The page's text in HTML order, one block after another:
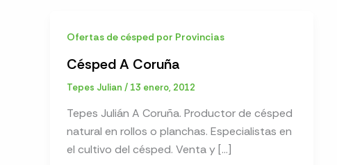
Ofertas de césped por Provincias
Césped A Coruña
Tepes Julian / 13 enero, 2012
Tepes Julián A Coruña. Productor de césped
natural en rollos o planchas. Especialistas en
el cultivo del césped. Venta y […]